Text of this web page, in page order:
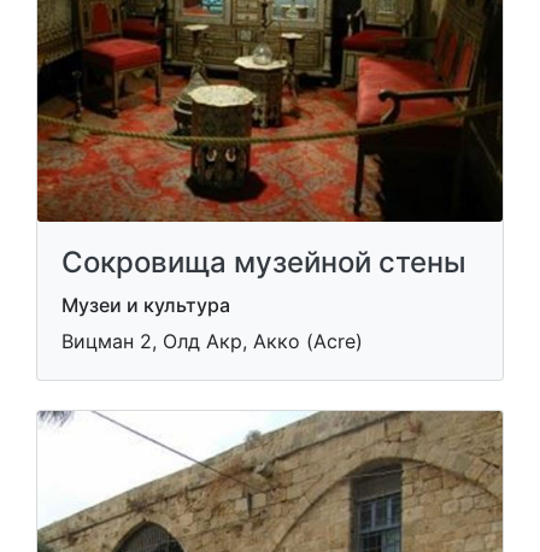
Сокровища музейной стены
Музеи и культура
Вицман 2, Олд Акр, Акко (Acre)